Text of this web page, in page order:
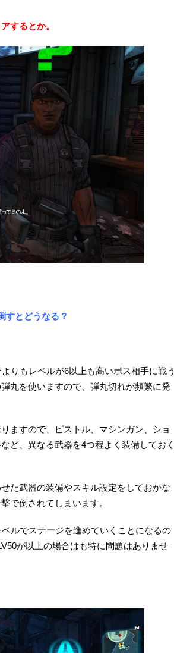
するとか。
すとどうなる？
りもレベルが6以上も高いボス相手に戦う
丸を使いますので、弾丸切れが頻繁に発
ますので、ピストル、マシンガン、ショ
ど、異なる武器を4つ程よく装備しておく
た武器の装備やスキル設定をしておかな
で倒されてしまいます。
ルでステージを進めていくことになるの
が以上の場合はも特に問題はありませ